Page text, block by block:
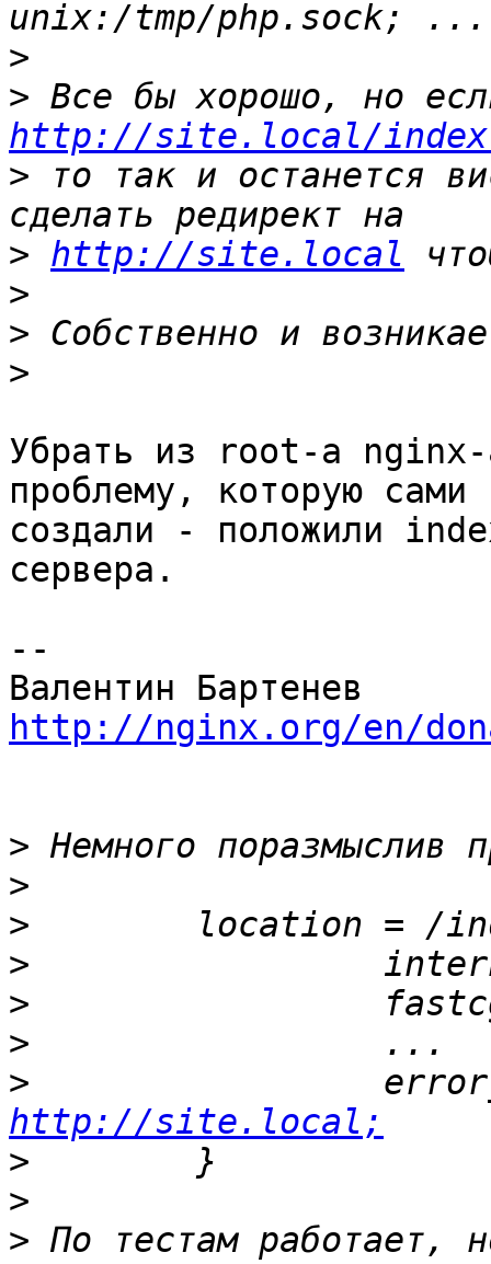
>
>
http://site.local/
> то так и останется
> http://site.local
>
>
>
Убрать из root-а nginx-
проблему, которую
создали - положили
сервера.
--
http://nginx.org/en/
>
>
>
>
>
>
>
http://site.local;
>
>
> По тестам работает,